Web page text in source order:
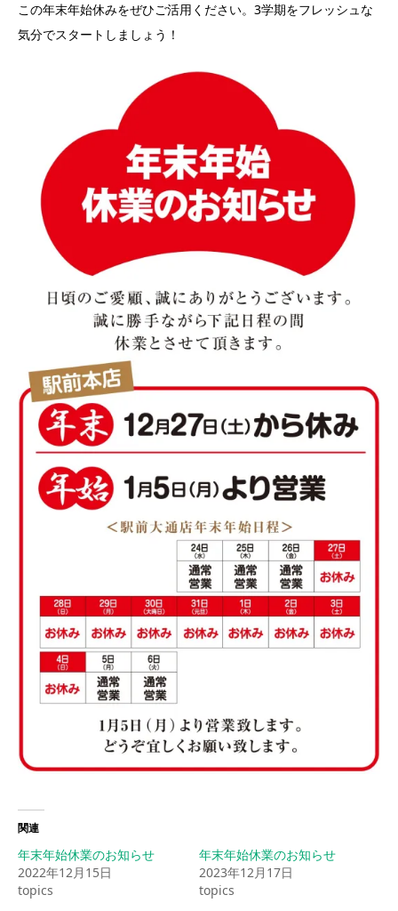
この年末年始休みをぜひご活用ください。3学期をフレッシュな
気分でスタートしましょう！
関連
年末年始休業のお知らせ
2022年12月15日
topics
年末年始休業のお知らせ
2023年12月17日
topics